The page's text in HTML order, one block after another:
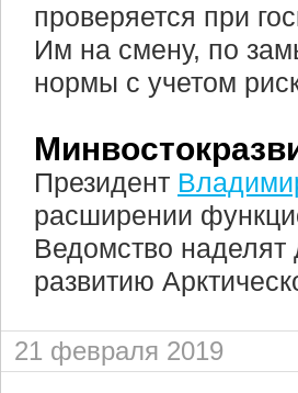
проверяется при
Им на смену, по
нормы с учетом
Президент
расширении
Ведомство
развитию
21 февраля 2019